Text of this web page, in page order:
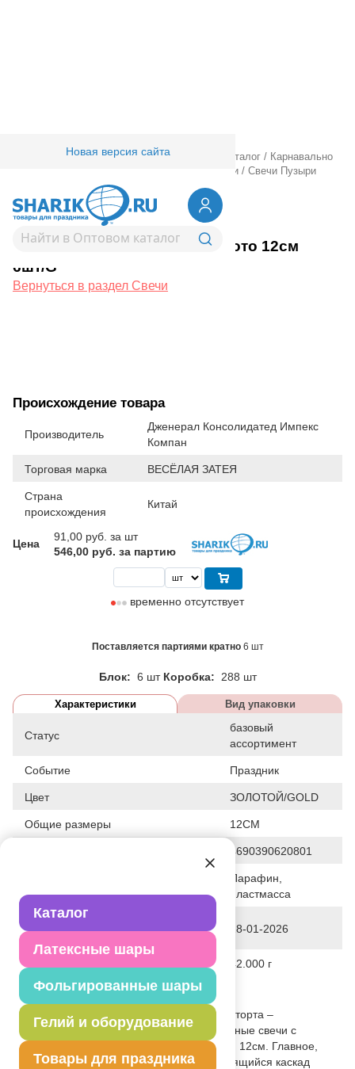
Каталог
Латексные шары
Фольгированные шары
Гелий и оборудование
Товары для праздника
Новая версия сайта
Товары для праздника/ Оптовый каталог / Карнавально
Свечи / Свечи Пузыри
золото 12см 6шт/G
1502-6725Свечи Пузыри золото 12см
6шт/G
Вернуться в раздел Свечи
Происхождение товара
Производитель
Дженерал Консолидатед Импекс
Компан
Торговая марка ВЕСЁЛАЯ ЗАТЕЯ
Страна
происхождения
Китай
Цена
91,00 руб. за шт
546,00 руб. за партию
временно отсутствует
Поставляется партиями кратно 6 шт
Блок: 6 шт Коробка: 288 шт
Характеристики Вид упаковки
Статус
базовый
ассортимент
Событие Праздник
Цвет ЗОЛОТОЙ/GOLD
Общие размеры 12СМ
4690390620801
Парафин,
пластмасса
Дата последнего изменения
28-01-2026
42.000 г
Описание товара
Декоративное украшение праздничного торта –
оригинальные золотые металлизированные свечи с
подставками. В упаковке 6 штук высотой 12см. Главное,
успеть загадать желание, глядя на искрящийся каскад